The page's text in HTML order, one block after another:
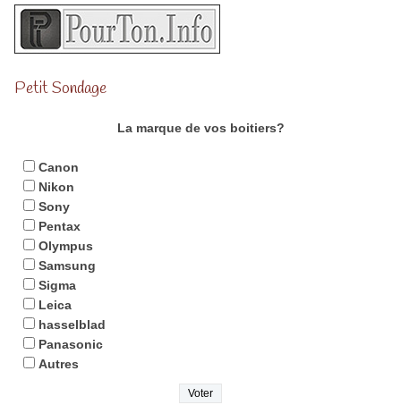
Petit Sondage
La marque de vos boitiers?
Canon
Nikon
Sony
Pentax
Olympus
Samsung
Sigma
Leica
hasselblad
Panasonic
Autres